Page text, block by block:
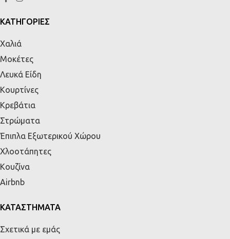
ΚΑΤΗΓΟΡΙΕΣ
Χαλιά
Μοκέτες
Λευκά Είδη
Κουρτίνες
Κρεβάτια
Στρώματα
Έπιπλα Εξωτερικού Χώρου
Χλοοτάπητες
Κουζίνα
Airbnb
ΚΑΤΑΣΤΗΜΑΤΑ
Σχετικά με εμάς